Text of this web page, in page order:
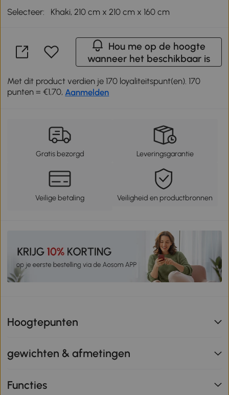
Selecteer: Khaki, 210 cm x 210 cm x 160 cm
Hou me op de hoogte
wanneer het beschikbaar is
Met dit product verdien je 170 loyaliteitspunt(en). 170
punten = €1,70, Aanmelden
Gratis bezorgd Leveringsgarantie
Veilige betaling Veiligheid en productbronnen
Hoogtepunten
gewichten & afmetingen
Functies